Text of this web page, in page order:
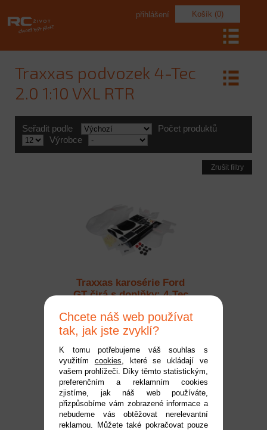
Košík (0)
přihlášení
Traxxas podvozek 4-Tec
2.0 1:10 VXL RTR
Seřadit podle
Počet produktů
Výrobce
Zrušit filtry
Traxxas karosérie Ford
GT čirá s doplňky: 4-Tec
Kód: TRA8311
1 999 Kč
Chcete náš web používat
tak, jak jste zvyklí?
K tomu potřebujeme váš souhlas s
využitím cookies, které se ukládají ve
vašem prohlížeči. Díky těmto statistickým,
preferenčním a reklamním cookies
zjistíme, jak náš web používáte,
přizpůsobíme vám zobrazené informace a
nebudeme vás obtěžovat nerelevantní
reklamou. Můžete také pokračovat pouze